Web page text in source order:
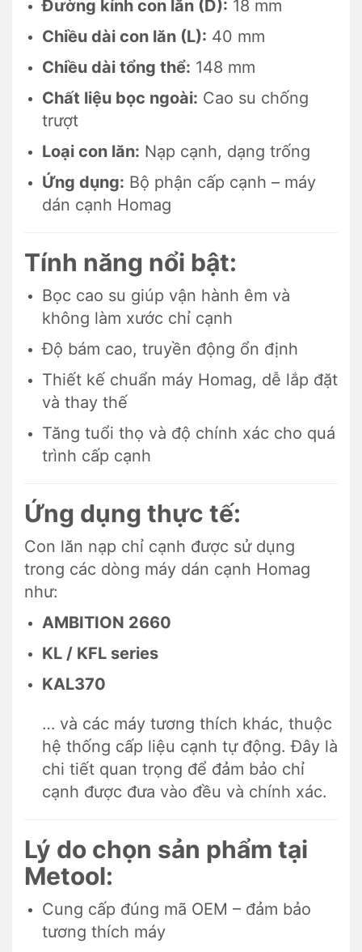
Đường kính con lăn (D): 18 mm
Chiều dài con lăn (L): 40 mm
Chiều dài tổng thể: 148 mm
Chất liệu bọc ngoài: Cao su chống
trượt
Loại con lăn: Nạp cạnh, dạng trống
Ứng dụng: Bộ phận cấp cạnh – máy
dán cạnh Homag
Tính năng nổi bật:
Bọc cao su giúp vận hành êm và
không làm xước chỉ cạnh
Độ bám cao, truyền động ổn định
Thiết kế chuẩn máy Homag, dễ lắp đặt
và thay thế
Tăng tuổi thọ và độ chính xác cho quá
trình cấp cạnh
Ứng dụng thực tế:
Con lăn nạp chỉ cạnh được sử dụng
trong các dòng máy dán cạnh Homag
như:
AMBITION 2660
KL / KFL series
KAL370
… và các máy tương thích khác, thuộc
hệ thống cấp liệu cạnh tự động. Đây là
chi tiết quan trọng để đảm bảo chỉ
cạnh được đưa vào đều và chính xác.
Lý do chọn sản phẩm tại
Metool:
Cung cấp đúng mã OEM – đảm bảo
tương thích máy